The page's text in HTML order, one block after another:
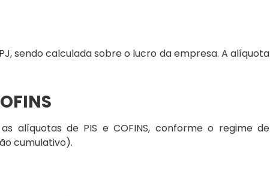
sendo calculada sobre o lucro da empresa. A alíquota
alíquotas de PIS e COFINS, conforme o regime de
cumulativo).